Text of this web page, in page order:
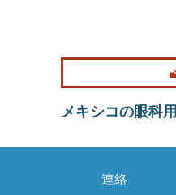
メキシコの眼科
連絡